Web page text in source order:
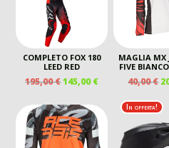
COMPLETO FOX 180
LEED RED
195,00€IL
ORIGINALE
ERA:
195,00 €.
145,00€IL
ATTUALE
È:
145,00 €.
MAGLIA MX
FIVE
40,00€ IL
In offerta!